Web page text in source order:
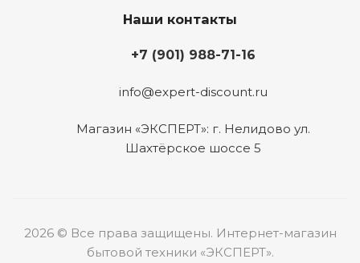
Наши контакты
+7 (901) 988-71-16
info@expert-discount.ru
Магазин «ЭКСПЕРТ»: г. Нелидово ул.
Шахтёрское шоссе 5
2026 © Все права защищены. Интернет-магазин
бытовой техники «ЭКСПЕРТ».